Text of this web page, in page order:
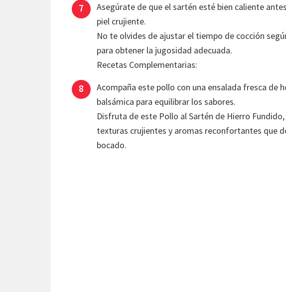
Asegúrate de que el sartén esté bien caliente
piel crujiente.
No te olvides de ajustar el tiempo de cocción
para obtener la jugosidad adecuada.
Recetas Complementarias:
Acompaña este pollo con una ensalada fresca de
balsámica para equilibrar los sabores.
Disfruta de este Pollo al Sartén de Hierro
texturas crujientes y aromas reconfortantes que
bocado.